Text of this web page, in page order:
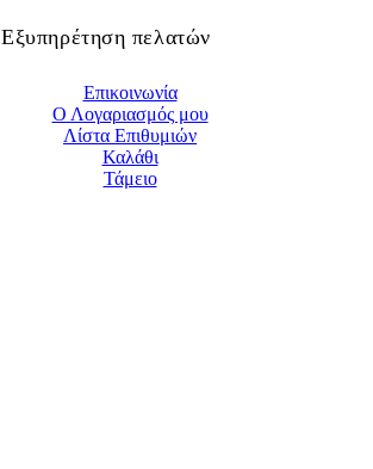
Εξυπηρέτηση πελατών
Επικοινωνία
Ο Λογαριασμός μου
Λίστα Επιθυμιών
Καλάθι
Τάμειο